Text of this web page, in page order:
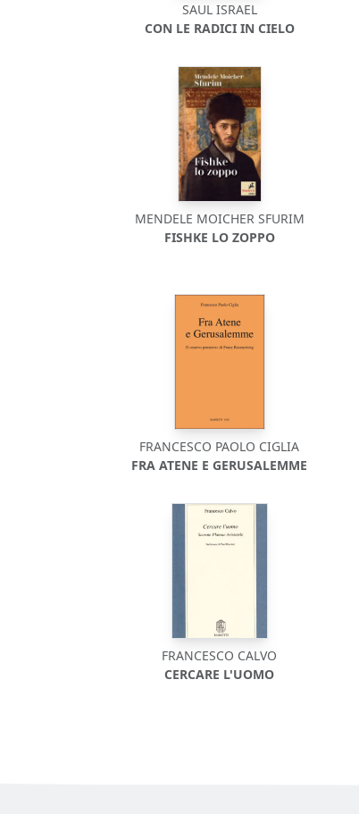
SAUL ISRAEL
CON LE RADICI IN CIELO
MENDELE MOICHER SFURIM
FISHKE LO ZOPPO
FRANCESCO PAOLO CIGLIA
FRA ATENE E GERUSALEMME
FRANCESCO CALVO
CERCARE L'UOMO